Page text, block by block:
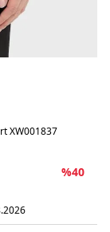
XW001837
%40